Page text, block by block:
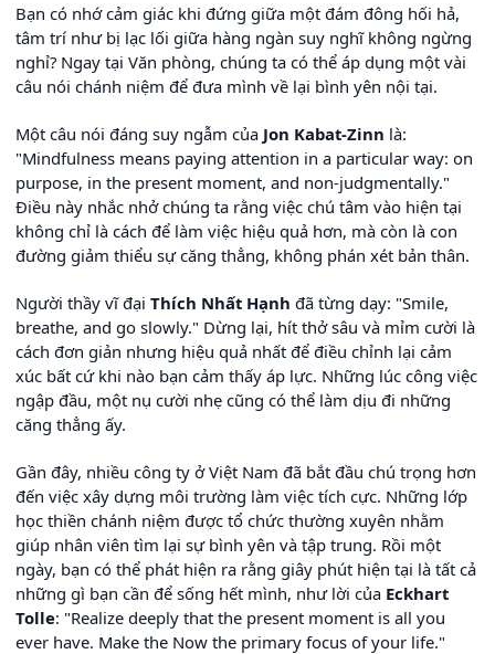
Bạn có nhớ cảm giác khi đứng giữa một đám đông hối hả,
tâm trí như bị lạc lối giữa hàng ngàn suy nghĩ không ngừng
nghỉ? Ngay tại Văn phòng, chúng ta có thể áp dụng một vài
câu nói chánh niệm để đưa mình về lại bình yên nội tại.
Một câu nói đáng suy ngẫm của Jon Kabat-Zinn là:
"Mindfulness means paying attention in a particular way: on
purpose, in the present moment, and non-judgmentally."
Điều này nhắc nhở chúng ta rằng việc chú tâm vào hiện tại
không chỉ là cách để làm việc hiệu quả hơn, mà còn là con
đường giảm thiểu sự căng thẳng, không phán xét bản thân.
Người thầy vĩ đại Thích Nhất Hạnh đã từng dạy: "Smile,
breathe, and go slowly." Dừng lại, hít thở sâu và mỉm cười là
cách đơn giản nhưng hiệu quả nhất để điều chỉnh lại cảm
xúc bất cứ khi nào bạn cảm thấy áp lực. Những lúc công việc
ngập đầu, một nụ cười nhẹ cũng có thể làm dịu đi những
căng thẳng ấy.
Gần đây, nhiều công ty ở Việt Nam đã bắt đầu chú trọng hơn
đến việc xây dựng môi trường làm việc tích cực. Những lớp
học thiền chánh niệm được tổ chức thường xuyên nhằm
giúp nhân viên tìm lại sự bình yên và tập trung. Rồi một
ngày, bạn có thể phát hiện ra rằng giây phút hiện tại là tất cả
những gì bạn cần để sống hết mình, như lời của Eckhart
Tolle: "Realize deeply that the present moment is all you
ever have. Make the Now the primary focus of your life."